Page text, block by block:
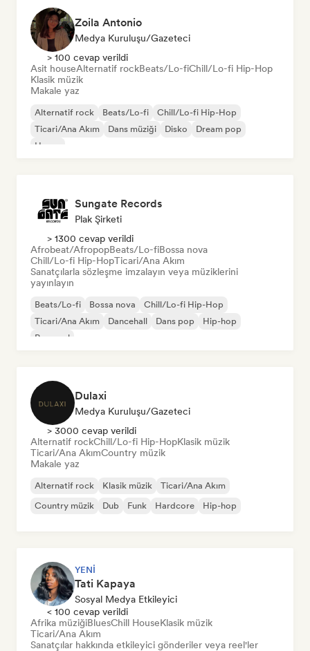
Zoila Antonio
Medya Kuruluşu/Gazeteci
> 100 cevap verildi
Asit houseAlternatif rockBeats/Lo-fiChill/Lo-fi Hip-Hop
Klasik müzik
Makale yaz
Alternatif rock Beats/Lo-fi
Chill/Lo-fi Hip-Hop
Ticari/Ana Akım
Dans müziği Disko
Dream pop
House
Sungate Records
Plak Şirketi
> 1300 cevap verildi
Afrobeat/AfropopBeats/Lo-fiBossa nova
Chill/Lo-fi Hip-HopTicari/Ana Akım
Sanatçılarla sözleşme imzalayın veya müziklerini
yayınlayın
Beats/Lo-fi Bossa nova
Chill/Lo-fi Hip-Hop
Ticari/Ana Akım
Dancehall Dans pop
Hip-hop
Pop soul
Dulaxi
Medya Kuruluşu/Gazeteci
> 3000 cevap verildi
Alternatif rockChill/Lo-fi Hip-HopKlasik müzik
Ticari/Ana AkımCountry müzik
Makale yaz
Alternatif rock Klasik müzik
Ticari/Ana Akım
Country müzik
Dub Funk Hardcore Hip-hop
YENI
Tati Kapaya
Sosyal Medya Etkileyici
< 100 cevap verildi
Afrika müziğiBluesChill HouseKlasik müzik
Ticari/Ana Akım
Sanatçılar hakkında etkileyici gönderiler veya reel'ler